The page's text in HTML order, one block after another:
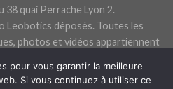
38 quai Perrache Lyon 2.
Leobotics déposés. Toutes les
photos et vidéos appartiennent
veuillez nous excuser pour
pour vous garantir la meilleure
Si vous continuez à utiliser ce